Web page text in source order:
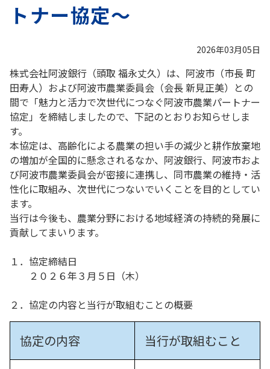
トナー協定～
2026年03月05日
株式会社阿波銀行（頭取 福永丈久）は、阿波市（市長 町
田寿人）および阿波市農業委員会（会長 新見正美）との
間で「魅力と活力で次世代につなぐ阿波市農業パートナー
協定」を締結しましたので、下記のとおりお知らせしま
す。
本協定は、高齢化による農業の担い手の減少と耕作放棄地
の増加が全国的に懸念されるなか、阿波銀行、阿波市およ
び阿波市農業委員会が密接に連携し、同市農業の維持・活
性化に取組み、次世代につないでいくことを目的としてい
ます。
当行は今後も、農業分野における地域経済の持続的発展に
貢献してまいります。
１．協定締結日
２０２６年３月５日（木）
２．協定の内容と当行が取組むことの概要
協定の内容 当行が取組むこと